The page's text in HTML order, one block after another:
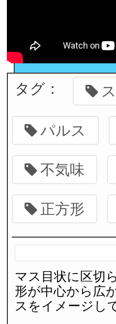
タグ：
パルス
不気味
正方形
マス目状に区切
形が中心から広
スをイメージし